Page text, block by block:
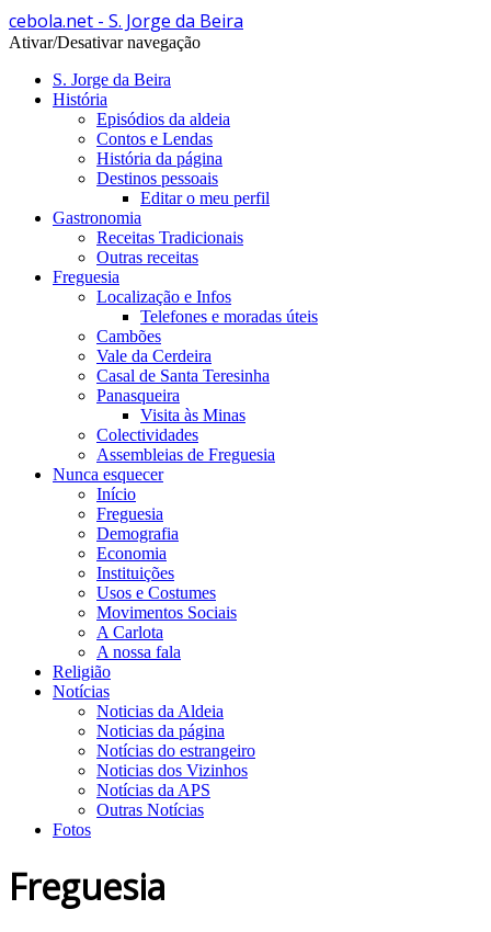
cebola.net - S. Jorge da Beira
Ativar/Desativar navegação
S. Jorge da Beira
História
Episódios da aldeia
Contos e Lendas
História da página
Destinos pessoais
Editar o meu perfil
Gastronomia
Receitas Tradicionais
Outras receitas
Freguesia
Localização e Infos
Telefones e moradas úteis
Cambões
Vale da Cerdeira
Casal de Santa Teresinha
Panasqueira
Visita às Minas
Colectividades
Assembleias de Freguesia
Nunca esquecer
Início
Freguesia
Demografia
Economia
Instituições
Usos e Costumes
Movimentos Sociais
A Carlota
A nossa fala
Religião
Notícias
Noticias da Aldeia
Noticias da página
Notícias do estrangeiro
Noticias dos Vizinhos
Notícias da APS
Outras Notícias
Fotos
Freguesia